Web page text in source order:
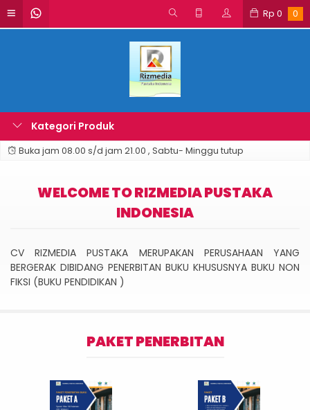
Rp 0 0
Kategori Produk
Buka jam 08.00 s/d jam 21.00 , Sabtu- Minggu tutup
WELCOME TO RIZMEDIA PUSTAKA
INDONESIA
CV RIZMEDIA PUSTAKA MERUPAKAN PERUSAHAAN YANG
BERGERAK DIBIDANG PENERBITAN BUKU KHUSUSNYA BUKU NON
FIKSI (BUKU PENDIDIKAN )
PAKET PENERBITAN